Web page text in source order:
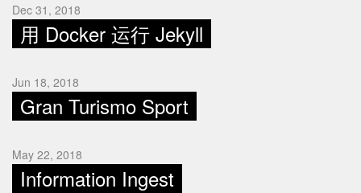
Dec 31, 2018
用 Docker 运行 Jekyll
Jun 18, 2018
Gran Turismo Sport
May 22, 2018
Information Ingest